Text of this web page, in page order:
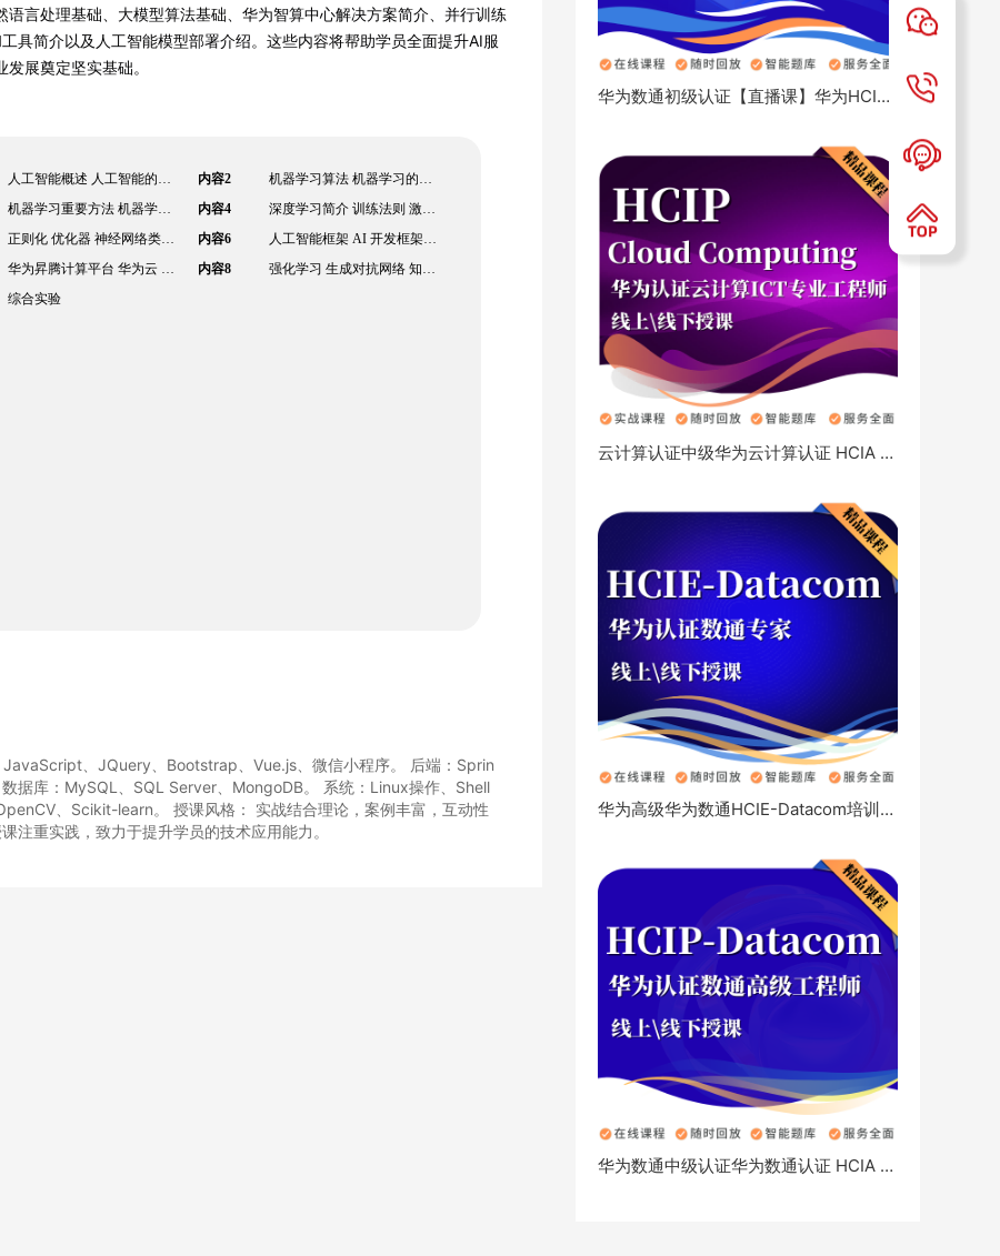
言处理基础、大模型算法基础、华为智算中心解决方案简介、并行训练
具简介以及人工智能模型部署介绍。这些内容将帮助学员全面提升AI服
展奠定坚实基础。
人工智能概述 人工智能的技术领域与 应用领域 华为人工智能发展战略 人工智能的争议和未来 内容2
机器学习算法 机器学习的分类 机器学习的整体流程
机器学习重要方法 机器学习的常见算法 内容4
深度学习简介 训练法则 激活函数
正则化 优化器 神经网络类型 常见问题 内容6
人工智能框架 AI 开发框架 -MindSpor M e indSpore 架构及特性 MindSpore 开发组件 MindSpore AI 应用开发 流程
华为昇腾计算平台 华为云 EI 平台 华为终端 AI 平台 内容8
强化学习 生成对抗网络 知识图谱 智能驾驶 量子计算简介 量子计算基本理论 量子机器学习 量子计算软件
综合实验
、JQuery、Bootstrap、Vue.js、微信小程序。 后端：Sprin
据库：MySQL、SQL Server、MongoDB。 系统：Linux操作、Shell
、Scikit-learn。 授课风格： 实战结合理论，案例丰富，互动性
注重实践，致力于提升学员的技术应用能力。
华为数通初级认证【直播课】华为HCIA-Datacom
云计算认证中级华为云计算认证 HCIA
HCIP-Cloud
华为高级华为数通HCIE-Datacom培训认证数据通信路由交换
华为数通中级认证华为数通认证 HCIA
HCIP-Datacom